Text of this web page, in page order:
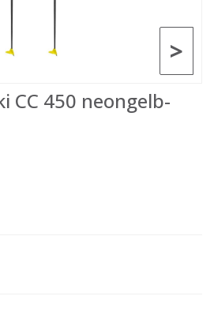
>
CC 450 neongelb-